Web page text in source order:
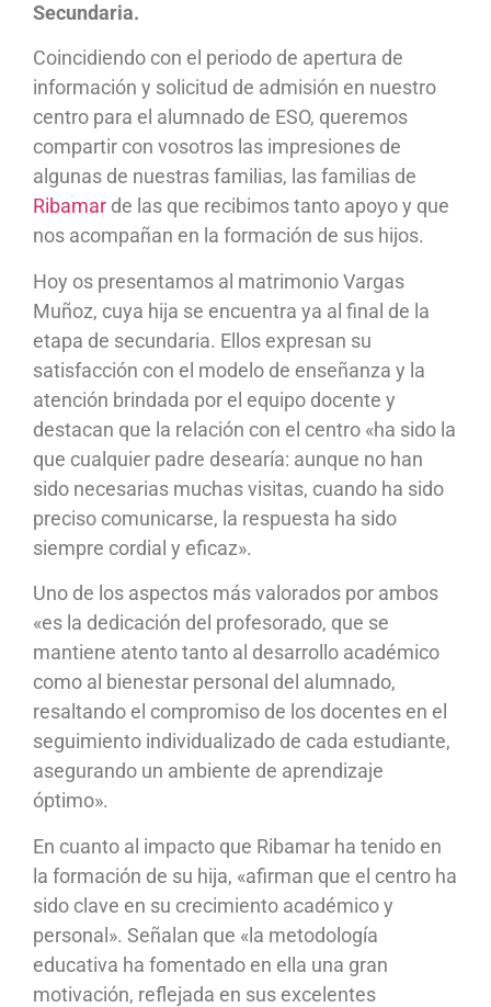
Secundaria.
Coincidiendo con el periodo de apertura de
información y solicitud de admisión en nuestro
centro para el alumnado de ESO, queremos
compartir con vosotros las impresiones de
algunas de nuestras familias, las familias de
Ribamar de las que recibimos tanto apoyo y que
nos acompañan en la formación de sus hijos.
Hoy os presentamos al matrimonio Vargas
Muñoz, cuya hija se encuentra ya al final de la
etapa de secundaria. Ellos expresan su
satisfacción con el modelo de enseñanza y la
atención brindada por el equipo docente y
destacan que la relación con el centro «ha sido la
que cualquier padre desearía: aunque no han
sido necesarias muchas visitas, cuando ha sido
preciso comunicarse, la respuesta ha sido
siempre cordial y eficaz».
Uno de los aspectos más valorados por ambos
«es la dedicación del profesorado, que se
mantiene atento tanto al desarrollo académico
como al bienestar personal del alumnado,
resaltando el compromiso de los docentes en el
seguimiento individualizado de cada estudiante,
asegurando un ambiente de aprendizaje
óptimo».
En cuanto al impacto que Ribamar ha tenido en
la formación de su hija, «afirman que el centro ha
sido clave en su crecimiento académico y
personal». Señalan que «la metodología
educativa ha fomentado en ella una gran
motivación, reflejada en sus excelentes